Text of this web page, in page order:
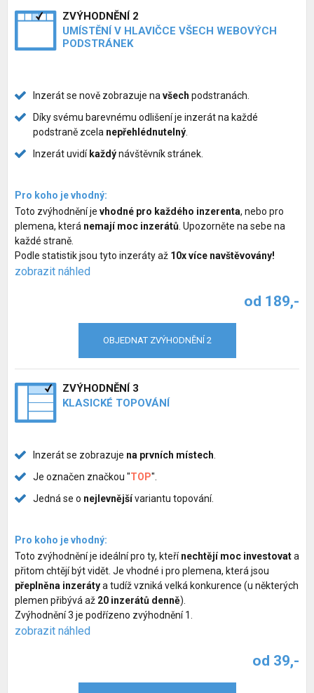
Chovatelské potřeby pro psy
Společné venčení psů
Zvýhodnění inzerátů
ZVÝHODNĚNÍ 2
UMÍSTĚNÍ V HLAVIČCE VŠECH WEBOVÝCH
PODSTRÁNEK
Inzerát se nově zobrazuje na všech podstranách.
Díky svému barevnému odlišení je inzerát na každé
podstraně zcela nepřehlédnutelný
Inzerát uvidí každýnávštěvník stránek.
Pro koho je vhodný:
Toto zvýhodnění je vhodné pro každého inzerenta, nebo pro
plemena, která nemají moc inzerátů . Upozorněte na sebe na
každé straně.
Podle statistik jsou tyto inzeráty až 10x více navštěvovány!
zobrazit náhled
od 189,-
OBJEDNAT ZVÝHODNĚNÍ 2
ZVÝHODNĚNÍ 3
KLASICKÉ TOPOVÁNÍ
Inzerát se zobrazuje na prvních místech
Je označen značkou "TOP".
Jedná se o nejlevnějšívariantu topování.
Pro koho je vhodný:
Toto zvýhodnění je ideální pro ty, kteřínechtějí moc investovata
přitom chtějí být vidět. Je vhodné i pro plemena, která jsou
přeplněna inzerátya tudíž vzniká velká konkurence (u některých
plemen přibývá až 20 inzerátů denně).
Zvýhodnění 3 je podřízeno zvýhodnění 1.
zobrazit náhled
od 39,-